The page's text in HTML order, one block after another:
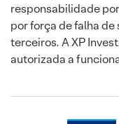
responsabilidade
por força de falha
terceiros. A XP
autorizada a